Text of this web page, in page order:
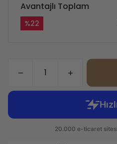
Avantajlı Toplam
%22